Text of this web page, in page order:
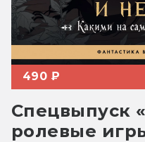
490 ₽
Спецвыпуск
ролевые